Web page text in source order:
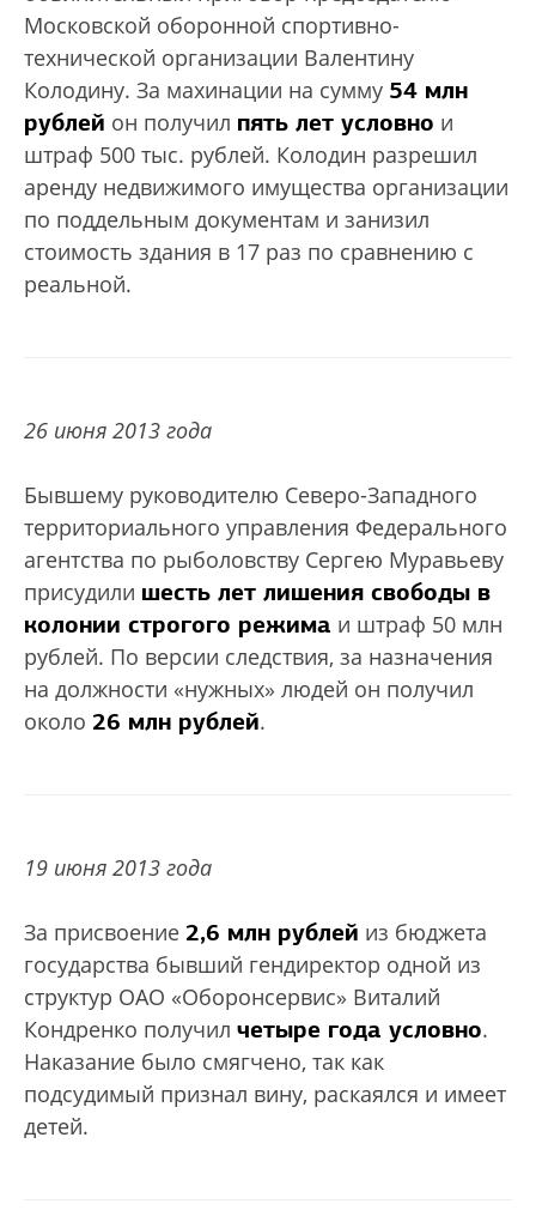
Московской оборонной спортивно-
технической организации Валентину
Колодину. За махинации на сумму 54 млн
рублей он получил пять лет условно и
штраф 500 тыс. рублей. Колодин разрешил
аренду недвижимого имущества организации
по поддельным документам и занизил
стоимость здания в 17 раз по сравнению с
реальной.
26 июня 2013 года
Бывшему руководителю Северо-Западного
территориального управления Федерального
агентства по рыболовству Сергею Муравьеву
присудили шесть лет лишения свободы в
колонии строгого режима и штраф 50 млн
рублей. По версии следствия, за назначения
на должности «нужных» людей он получил
около 26 млн рублей.
19 июня 2013 года
За присвоение 2,6 млн рублей из бюджета
государства бывший гендиректор одной из
структур ОАО «Оборонсервис» Виталий
Кондренко получил четыре года условно.
Наказание было смягчено, так как
подсудимый признал вину, раскаялся и имеет
детей.